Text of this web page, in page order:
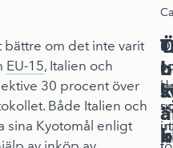
om det inte varit
EU-15, Italien och
30 procent över
Både Italien och
sina Kyotomål enligt